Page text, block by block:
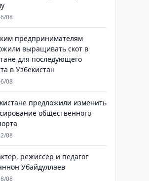
08
предпринимателям
выращивать скот в
для последующего
в Узбекистан
08
предложили изменить
общественного
08
режиссёр и педагог
Убайдуллаев
08